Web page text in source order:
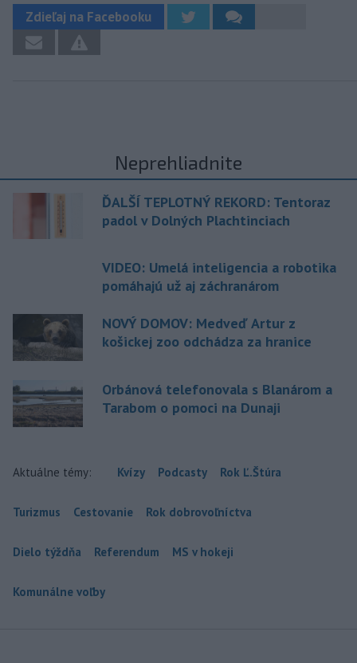
Zdieľaj na Facebooku
Neprehliadnite
ĎALŠÍ TEPLOTNÝ REKORD: Tentoraz
padol v Dolných Plachtinciach
VIDEO: Umelá inteligencia a robotika
pomáhajú už aj záchranárom
NOVÝ DOMOV: Medveď Artur z
košickej zoo odchádza za hranice
Orbánová telefonovala s Blanárom a
Tarabom o pomoci na Dunaji
Aktuálne témy: Kvízy Podcasty Rok Ľ.Štúra
Turizmus Cestovanie Rok dobrovoľníctva
Dielo týždňa Referendum MS v hokeji
Komunálne voľby